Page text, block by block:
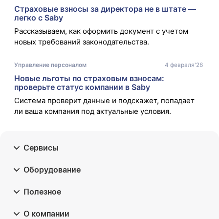
Страховые взносы за директора не в штате —
легко с Saby
Рассказываем, как оформить документ с учетом
Управление персоналом 4 февраля'26
Новые льготы по страховым взносам:
проверьте статус компании в Saby
Система проверит данные и подскажет, попадает
Сервисы
Оборудование
Полезное
О компании